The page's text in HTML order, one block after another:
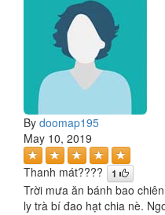
By doomap195
May 10, 2019
Thanh mát???? 1
Trời mưa ăn bánh bao
ly trà bí đao hạt chia nè.